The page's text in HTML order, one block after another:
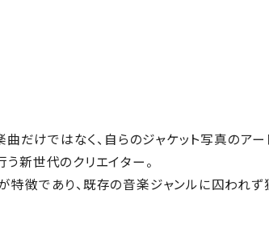
だけではなく、自らのジャケット写真のアー
新世代のクリエイター。
徴であり、既存の音楽ジャンルに囚われず